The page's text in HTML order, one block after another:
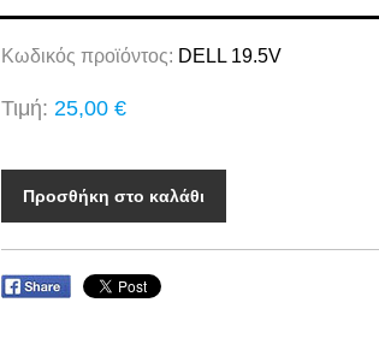
Κωδικός προϊόντος: DELL 19.5V
Τιμή:25,00 €
Προσθήκη στο καλάθι